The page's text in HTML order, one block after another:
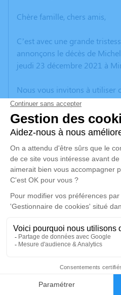
Faire-part
Chère famille, chers amis,
C’est avec une grande
annonçons le décès de
jeudi 23 décembre 2021 à
Nous vous invitons à utiliser
vos condoléances, partager
anecdote ou exprimer vos
poèmes ou des textes. Cet
d'expression dédié à
PRIMO.
Un service de plantation
disponible ici.
Crémation
Crématorium de
de Provence d'Aix-en-